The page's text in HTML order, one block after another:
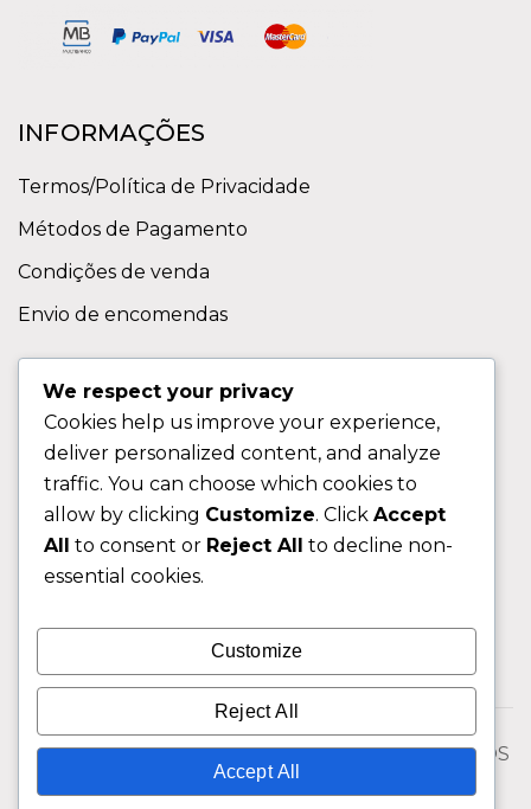
INFORMAÇÕES
Termos/Política de Privacidade
Métodos de Pagamento
Condições de venda
Envio de encomendas
Contactos
Sobre nos
FAQ (Perguntas Frequentes)
CLIENTE
Área do Cliente
Livro de Reclamações
© 2026 Fixngo TODOS OS DIREITOS RESERVADOS
We respect your privacy
Cookies help us improve your experience,
deliver personalized content, and analyze
traffic. You can choose which cookies to
allow by clicking Customize. Click Accept
All to consent or Reject All to decline non-
essential cookies.
Customize
Reject All
Accept All